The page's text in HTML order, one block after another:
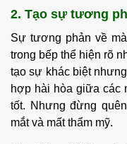
2. Tạo sự tương
Sự tương phản về
trong bếp thể hiện rõ
tạo sự khác biệt
hợp hài hòa giữa các
tốt. Nhưng đừng
mắt và mất thẩm mỹ.